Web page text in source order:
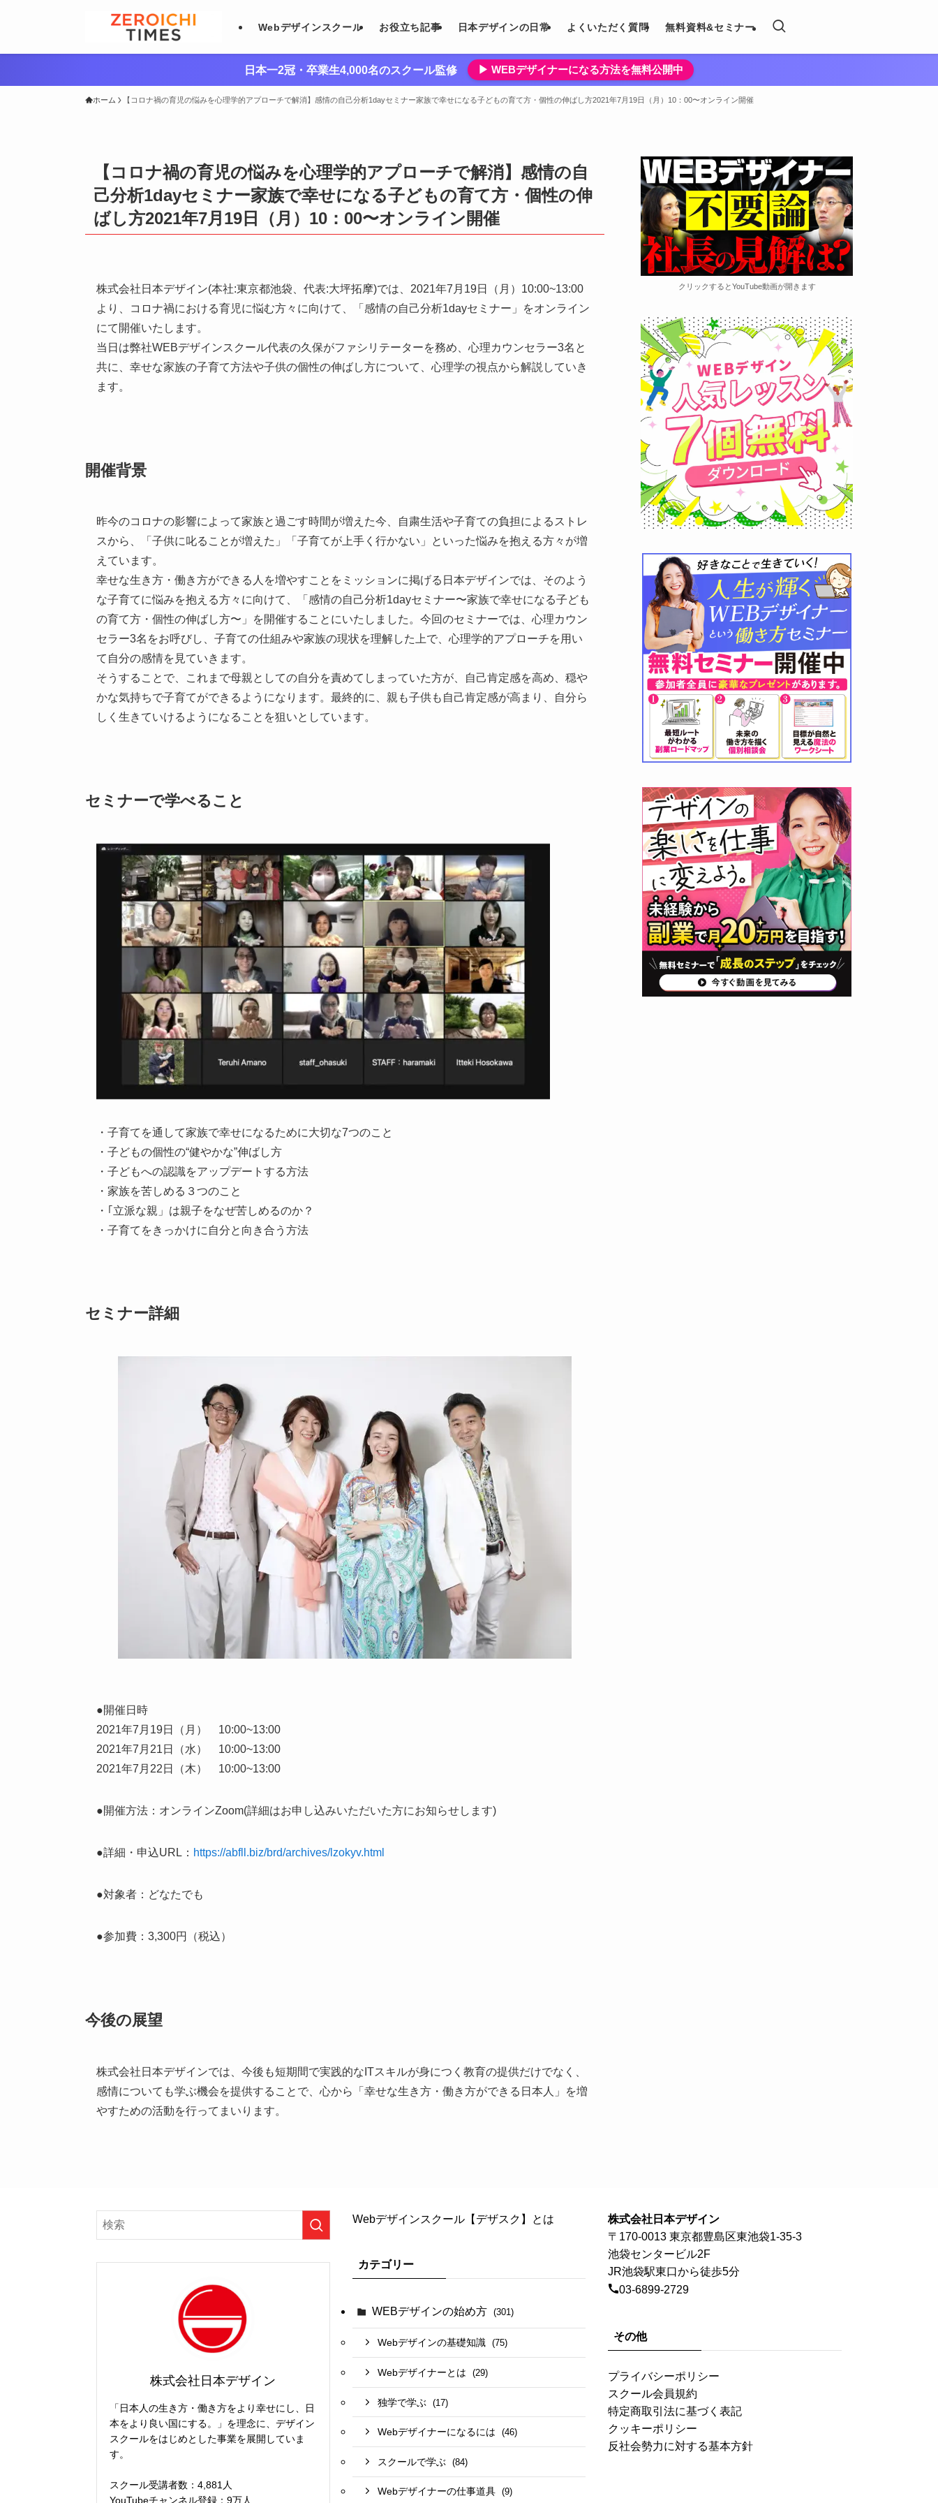
Webデザインスクール お役立ち記事 日本デザインの日常 よくいただく質問 無料資料&セミナー
日本一2冠・卒業生4,000名のスクール監修 ▶︎ WEBデザイナーになる方法を無料公開中
ホーム 【コロナ禍の育児の悩みを心理学的アプローチで解消】感情の自己分析1dayセミナー家族で幸せになる子どもの育て方・個性の伸ばし方2021年7月19日（月）10：00〜オンライン開催
【コロナ禍の育児の悩みを心理学的アプローチで解消】感情の自
己分析1dayセミナー家族で幸せになる子どもの育て方・個性の伸
ばし方2021年7月19日（月）10：00〜オンライン開催
株式会社日本デザイン(本社:東京都池袋、代表:大坪拓摩)では、2021年7月19日（月）10:00~13:00
より、コロナ禍における育児に悩む方々に向けて、「感情の自己分析1dayセミナー」をオンライン
にて開催いたします。
当日は弊社WEBデザインスクール代表の久保がファシリテーターを務め、心理カウンセラー3名と
共に、幸せな家族の子育て方法や子供の個性の伸ばし方について、心理学の視点から解説していき
ます。
開催背景
昨今のコロナの影響によって家族と過ごす時間が増えた今、自粛生活や子育ての負担によるストレ
スから、「子供に叱ることが増えた」「子育てが上手く行かない」といった悩みを抱える方々が増
えています。
幸せな生き方・働き方ができる人を増やすことをミッションに掲げる日本デザインでは、そのよう
な子育てに悩みを抱える方々に向けて、「感情の自己分析1dayセミナー〜家族で幸せになる子ども
の育て方・個性の伸ばし方〜」を開催することにいたしました。今回のセミナーでは、心理カウン
セラー3名をお呼びし、子育ての仕組みや家族の現状を理解した上で、心理学的アプローチを用い
て自分の感情を見ていきます。
そうすることで、これまで母親としての自分を責めてしまっていた方が、自己肯定感を高め、穏や
かな気持ちで子育てができるようになります。最終的に、親も子供も自己肯定感が高まり、自分ら
しく生きていけるようになることを狙いとしています。
セミナーで学べること
・子育てを通して家族で幸せになるために大切な7つのこと
・子どもの個性の“健やかな”伸ばし方
・子どもへの認識をアップデートする方法
・家族を苦しめる３つのこと
・｢立派な親」は親子をなぜ苦しめるのか？
・子育てをきっかけに自分と向き合う方法
セミナー詳細
●開催日時
2021年7月19日（月） 10:00~13:00
2021年7月21日（水） 10:00~13:00
2021年7月22日（木） 10:00~13:00
●開催方法：オンラインZoom(詳細はお申し込みいただいた方にお知らせします)
●詳細・申込URL： https://abfll.biz/brd/archives/lzokyv.html
●対象者：どなたでも
●参加費：3,300円（税込）
今後の展望
株式会社日本デザインでは、今後も短期間で実践的なITスキルが身につく教育の提供だけでなく、
感情についても学ぶ機会を提供することで、心から「幸せな生き方・働き方ができる日本人」を増
やすための活動を行ってまいります。
クリックするとYouTube動画が開きます
株式会社日本デザイン
「日本人の生き方・働き方をより幸せにし、日
本をより良い国にする。」を理念に、デザイン
スクールをはじめとした事業を展開していま
す。
スクール受講者数：4,881人
YouTubeチャンネル登録：9万人
Webデザインスクール【デザスク】とは
カテゴリー
WEBデザインの始め方 (301)
Webデザインの基礎知識 (75)
Webデザイナーとは (29)
独学で学ぶ (17)
Webデザイナーになるには (46)
スクールで学ぶ (84)
Webデザイナーの仕事道具 (9)
株式会社日本デザイン
〒170-0013 東京都豊島区東池袋1-35-3
池袋センタービル2F
JR池袋駅東口から徒歩5分
03-6899-2729
その他
プライバシーポリシー
スクール会員規約
特定商取引法に基づく表記
クッキーポリシー
反社会勢力に対する基本方針